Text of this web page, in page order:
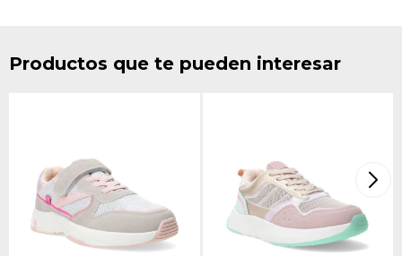
Productos que te pueden interesar